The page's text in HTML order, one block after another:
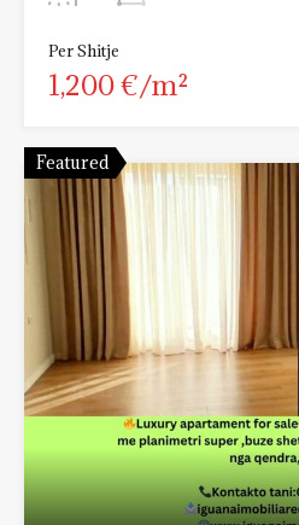
Per Shitje
1,200 €/m²
Featured